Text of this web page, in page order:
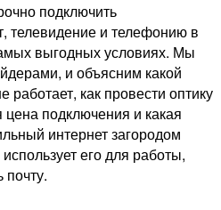
подключить
телевидение и телефонию в
выгодных условиях. Мы
и объясним какой
работает, как провести оптику
подключения и какая
интернет загородом
его для работы,
почту.